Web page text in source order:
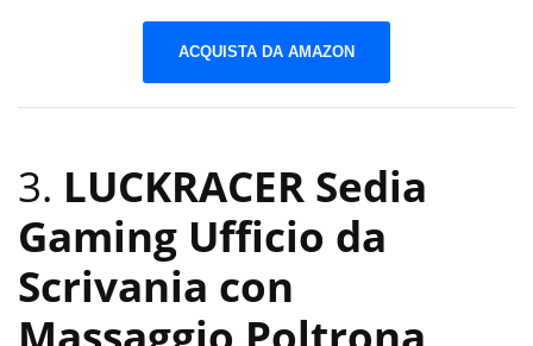
ACQUISTA DA AMAZON
3. LUCKRACER Sedia
Gaming Ufficio da
Scrivania con